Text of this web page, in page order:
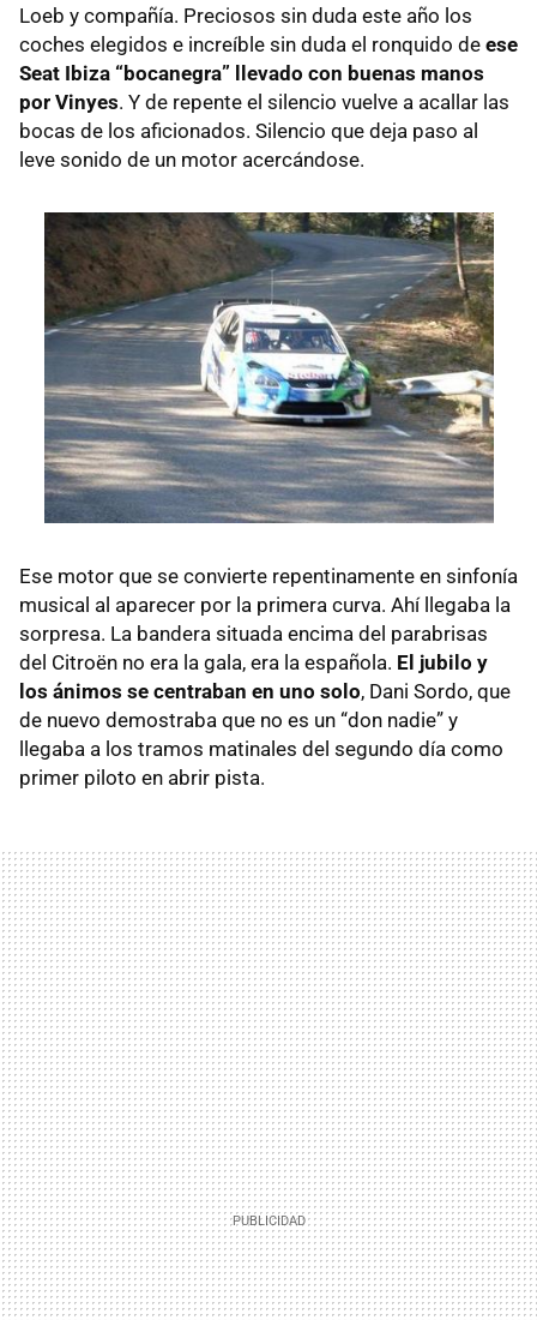
Loeb y compañía. Preciosos sin duda este año los
coches elegidos e increíble sin duda el ronquido de ese
Seat Ibiza “bocanegra” llevado con buenas manos
por Vinyes. Y de repente el silencio vuelve a acallar las
bocas de los aficionados. Silencio que deja paso al
leve sonido de un motor acercándose.
Ese motor que se convierte repentinamente en sinfonía
musical al aparecer por la primera curva. Ahí llegaba la
sorpresa. La bandera situada encima del parabrisas
del Citroën no era la gala, era la española. El jubilo y
los ánimos se centraban en uno solo, Dani Sordo, que
de nuevo demostraba que no es un “don nadie” y
llegaba a los tramos matinales del segundo día como
primer piloto en abrir pista.